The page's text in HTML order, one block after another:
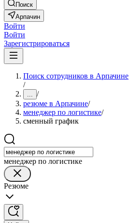
Поиск
Арпачин
Войти
Войти
Зарегистрироваться
Поиск сотрудников в Арпачине
/
... /
резюме в Арпачине/
менеджер по логистике/
сменный график
менеджер по логистике
Резюме